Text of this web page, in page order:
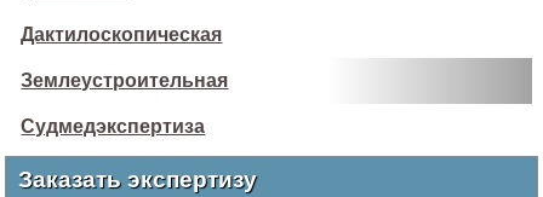
Дактилоскопическая
Землеустроительная
Судмедэкспертиза
Заказать экспертизу